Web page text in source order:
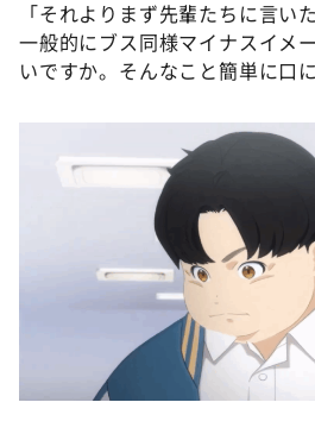
「それよりまず先輩たちに言い
一般的にブス同様マイナスイメ
いですか。そんなこと簡単に口